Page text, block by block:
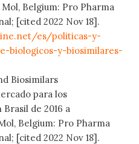
Belgium: Pro Pharma
[cited 2022 Nov 18].
es/politicas-y-
biologicos-y-biosimilares-
Biosimilars
para los
de 2016 a
Belgium: Pro Pharma
[cited 2022 Nov 18].